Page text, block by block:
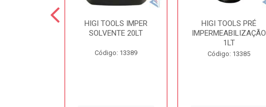
HIGI TOOLS IMPER
SOLVENTE 20LT
Código: 13389
HIGI TOOLS PRÉ
IMPERMEABILIZAÇÃO
1LT
Código: 13385